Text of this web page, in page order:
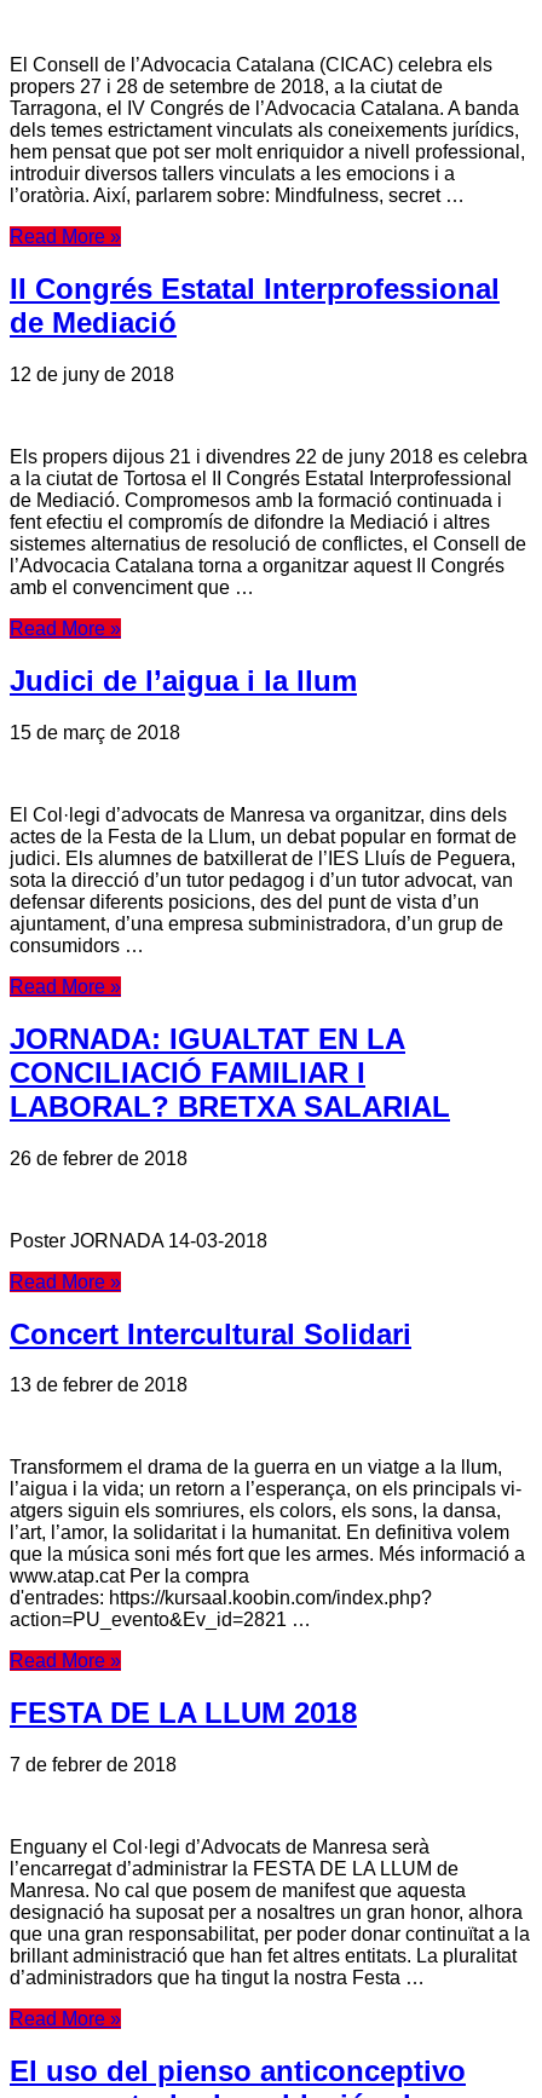
El Consell de l’Advocacia Catalana (CICAC) celebra els
propers 27 i 28 de setembre de 2018, a la ciutat de
Tarragona, el IV Congrés de l’Advocacia Catalana. A banda
dels temes estrictament vinculats als coneixements jurídics,
hem pensat que pot ser molt enriquidor a nivell professional,
introduir diversos tallers vinculats a les emocions i a
l’oratòria. Així, parlarem sobre: Mindfulness, secret …
Read More »
II Congrés Estatal Interprofessional
de Mediació
12 de juny de 2018
Els propers dijous 21 i divendres 22 de juny 2018 es celebra
a la ciutat de Tortosa el II Congrés Estatal Interprofessional
de Mediació. Compromesos amb la formació continuada i
fent efectiu el compromís de difondre la Mediació i altres
sistemes alternatius de resolució de conflictes, el Consell de
l’Advocacia Catalana torna a organitzar aquest II Congrés
amb el convenciment que …
Read More »
Judici de l’aigua i la llum
15 de març de 2018
El Col·legi d’advocats de Manresa va organitzar, dins dels
actes de la Festa de la Llum, un debat popular en format de
judici. Els alumnes de batxillerat de l’IES Lluís de Peguera,
sota la direcció d’un tutor pedagog i d’un tutor advocat, van
defensar diferents posicions, des del punt de vista d’un
ajuntament, d’una empresa subministradora, d’un grup de
consumidors …
Read More »
JORNADA: IGUALTAT EN LA
CONCILIACIÓ FAMILIAR I
LABORAL? BRETXA SALARIAL
26 de febrer de 2018
Poster JORNADA 14-03-2018
Read More »
Concert Intercultural Solidari
13 de febrer de 2018
Transformem el drama de la guerra en un viatge a la llum,
l’aigua i la vida; un retorn a l’esperança, on els principals vi-
atgers siguin els somriures, els colors, els sons, la dansa,
l’art, l’amor, la solidaritat i la humanitat. En definitiva volem
que la música soni més fort que les armes. Més informació a
www.atap.cat Per la compra
d'entrades: https://kursaal.koobin.com/index.php?
action=PU_evento&Ev_id=2821 …
Read More »
FESTA DE LA LLUM 2018
7 de febrer de 2018
Enguany el Col·legi d’Advocats de Manresa serà
l’encarregat d’administrar la FESTA DE LA LLUM de
Manresa. No cal que posem de manifest que aquesta
designació ha suposat per a nosaltres un gran honor, alhora
que una gran responsabilitat, per poder donar continuïtat a la
brillant administració que han fet altres entitats. La pluralitat
d’administradors que ha tingut la nostra Festa …
Read More »
El uso del pienso anticonceptivo